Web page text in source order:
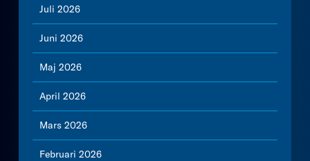
Juli 2026
Juni 2026
Maj 2026
April 2026
Mars 2026
Februari 2026